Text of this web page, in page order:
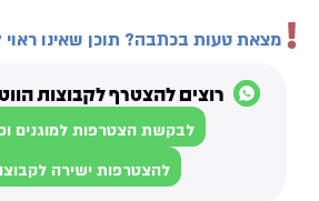
מצאת טעות בכתבה? תוכן שאינו
רוצים להצטרף לקבוצות
לבקשת הצטרפות למוגנים
להצטרפות ישירה